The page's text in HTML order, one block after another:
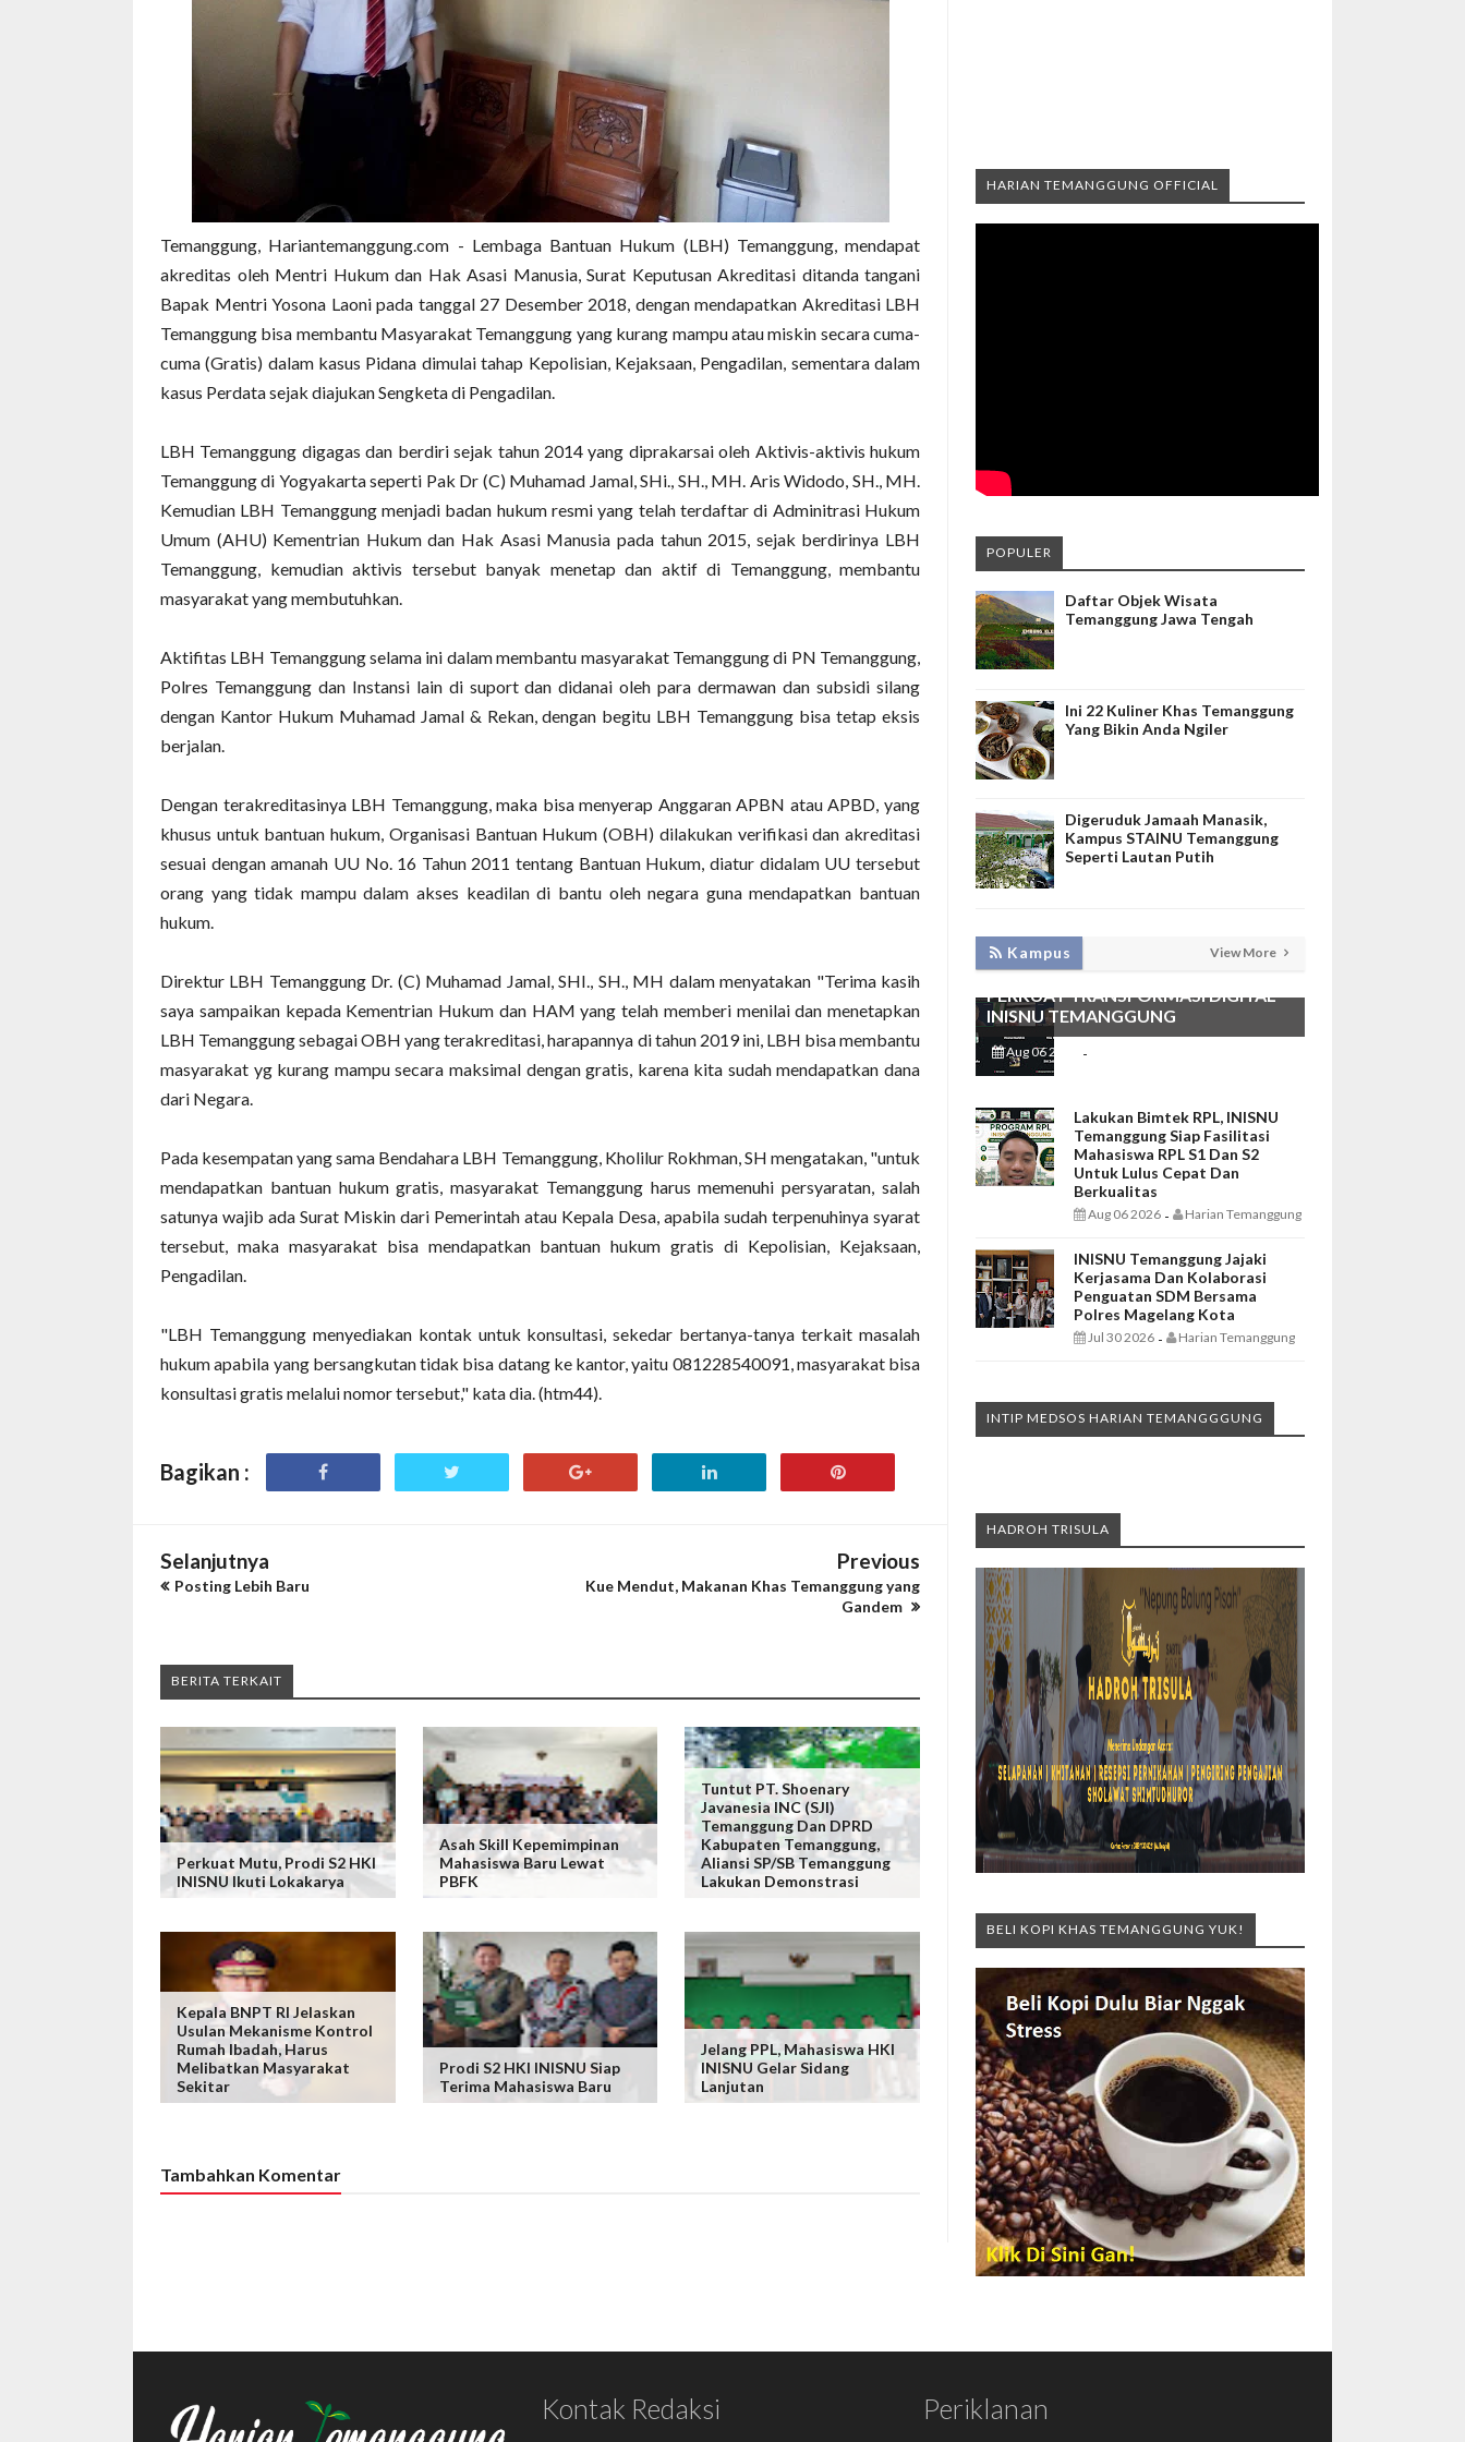
Temanggung, Hariantemanggung.com - Lembaga Bantuan Hukum (LBH) Temanggung, mendapat
akreditas oleh Mentri Hukum dan Hak Asasi Manusia, Surat Keputusan Akreditasi ditanda tangani
Bapak Mentri Yosona Laoni pada tanggal 27 Desember 2018, dengan mendapatkan Akreditasi LBH
Temanggung bisa membantu Masyarakat Temanggung yang kurang mampu atau miskin secara cuma-
cuma (Gratis) dalam kasus Pidana dimulai tahap Kepolisian, Kejaksaan, Pengadilan, sementara dalam
kasus Perdata sejak diajukan Sengketa di Pengadilan.
LBH Temanggung digagas dan berdiri sejak tahun 2014 yang diprakarsai oleh Aktivis-aktivis hukum
Temanggung di Yogyakarta seperti Pak Dr (C) Muhamad Jamal, SHi., SH., MH. Aris Widodo, SH., MH.
Kemudian LBH Temanggung menjadi badan hukum resmi yang telah terdaftar di Adminitrasi Hukum
Umum (AHU) Kementrian Hukum dan Hak Asasi Manusia pada tahun 2015, sejak berdirinya LBH
Temanggung, kemudian aktivis tersebut banyak menetap dan aktif di Temanggung, membantu
masyarakat yang membutuhkan.
Aktifitas LBH Temanggung selama ini dalam membantu masyarakat Temanggung di PN Temanggung,
Polres Temanggung dan Instansi lain di suport dan didanai oleh para dermawan dan subsidi silang
dengan Kantor Hukum Muhamad Jamal & Rekan, dengan begitu LBH Temanggung bisa tetap eksis
berjalan.
Dengan terakreditasinya LBH Temanggung, maka bisa menyerap Anggaran APBN atau APBD, yang
khusus untuk bantuan hukum, Organisasi Bantuan Hukum (OBH) dilakukan verifikasi dan akreditasi
sesuai dengan amanah UU No. 16 Tahun 2011 tentang Bantuan Hukum, diatur didalam UU tersebut
orang yang tidak mampu dalam akses keadilan di bantu oleh negara guna mendapatkan bantuan
hukum.
Direktur LBH Temanggung Dr. (C) Muhamad Jamal, SHI., SH., MH dalam menyatakan "Terima kasih
saya sampaikan kepada Kementrian Hukum dan HAM yang telah memberi menilai dan menetapkan
LBH Temanggung sebagai OBH yang terakreditasi, harapannya di tahun 2019 ini, LBH bisa membantu
masyarakat yg kurang mampu secara maksimal dengan gratis, karena kita sudah mendapatkan dana
dari Negara.
Pada kesempatan yang sama Bendahara LBH Temanggung, Kholilur Rokhman, SH mengatakan, "untuk
mendapatkan bantuan hukum gratis, masyarakat Temanggung harus memenuhi persyaratan, salah
satunya wajib ada Surat Miskin dari Pemerintah atau Kepala Desa, apabila sudah terpenuhinya syarat
tersebut, maka masyarakat bisa mendapatkan bantuan hukum gratis di Kepolisian, Kejaksaan,
Pengadilan.
"LBH Temanggung menyediakan kontak untuk konsultasi, sekedar bertanya-tanya terkait masalah
hukum apabila yang bersangkutan tidak bisa datang ke kantor, yaitu 081228540091, masyarakat bisa
konsultasi gratis melalui nomor tersebut," kata dia. (htm44).
Bagikan :
Selanjutnya
Posting Lebih Baru
Previous
Kue Mendut, Makanan Khas Temanggung yang
Gandem
BERITA TERKAIT
Perkuat Mutu, Prodi S2 HKI
INISNU Ikuti Lokakarya
Asah Skill Kepemimpinan
Mahasiswa Baru Lewat
PBFK
Tuntut PT. Shoenary
Javanesia INC (SJI)
Temanggung Dan DPRD
Kabupaten Temanggung,
Aliansi SP/SB Temanggung
Lakukan Demonstrasi
Kepala BNPT RI Jelaskan
Usulan Mekanisme Kontrol
Rumah Ibadah, Harus
Melibatkan Masyarakat
Sekitar
Prodi S2 HKI INISNU Siap
Terima Mahasiswa Baru
Jelang PPL, Mahasiswa HKI
INISNU Gelar Sidang
Lanjutan
Tambahkan Komentar
HARIAN TEMANGGUNG OFFICIAL
POPULER
Daftar Objek Wisata
Temanggung Jawa Tengah
Ini 22 Kuliner Khas Temanggung
Yang Bikin Anda Ngiler
Digeruduk Jamaah Manasik,
Kampus STAINU Temanggung
Seperti Lautan Putih
Kampus View More
KEMBANGKAN SIM LAYANAN,
HADIRKAN TIM SEVIMA UNTUK
PERKUAT TRANSFORMASI DIGITAL
INISNU TEMANGGUNG
Aug 06 2026 -
Lakukan Bimtek RPL, INISNU
Temanggung Siap Fasilitasi
Mahasiswa RPL S1 Dan S2
Untuk Lulus Cepat Dan
Berkualitas
Aug 06 2026 - Harian Temanggung
INISNU Temanggung Jajaki
Kerjasama Dan Kolaborasi
Penguatan SDM Bersama
Polres Magelang Kota
Jul 30 2026 - Harian Temanggung
INTIP MEDSOS HARIAN TEMANGGGUNG
HADROH TRISULA
BELI KOPI KHAS TEMANGGUNG YUK!
Kontak Redaksi Periklanan